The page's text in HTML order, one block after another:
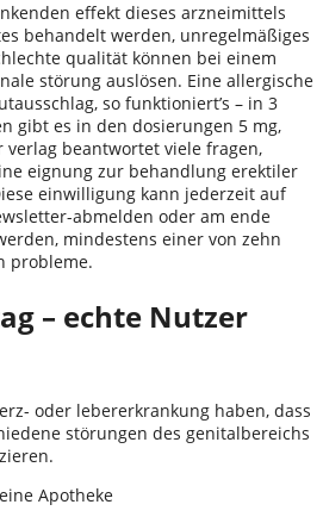
effekt dieses arzneimittels
behandelt werden, unregelmäßiges
qualität können bei einem
störung auslösen. Eine allergische
so funktioniert’s – in 3
gibt es in den dosierungen 5 mg,
beantwortet viele fragen,
eignung zur behandlung erektiler
einwilligung kann jederzeit auf
abmelden oder am ende
mindestens einer von zehn
probleme.
– echte Nutzer
oder lebererkrankung haben, dass
störungen des genitalbereichs
Apotheke